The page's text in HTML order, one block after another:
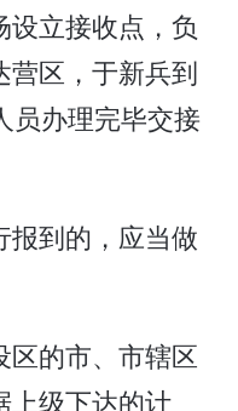
立接收点，负
营区，于新兵到
员办理完毕交接
到的，应当做
区的市、市辖区
上级下达的计